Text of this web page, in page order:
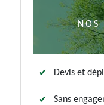
NOS
Devis et
Sans